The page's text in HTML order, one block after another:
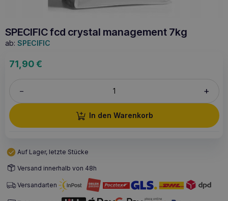
SPECIFIC fcd crystal management 7kg
ab: SPECIFIC
71,90€
– +
In den Warenkorb
Auf Lager, letzte Stücke
Versand innerhalb von 48h
Versandarten